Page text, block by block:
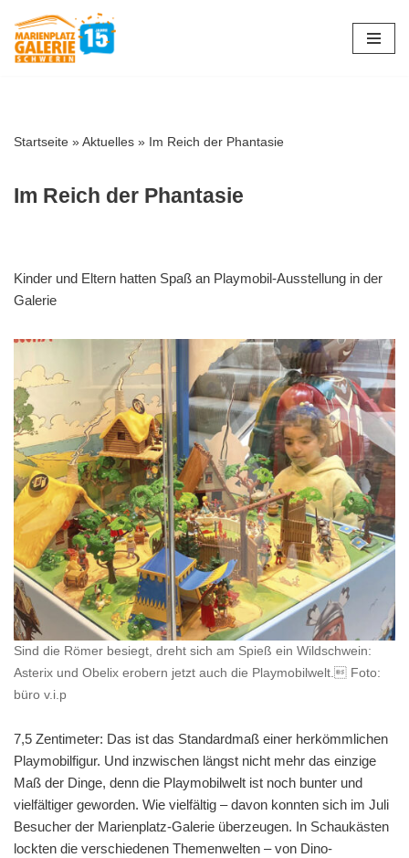
Zum
Startseite »Aktuelles » Im Reich der Phantasie
Im Reich der Phantasie
Kinder und Eltern hatten Spaß an Playmobil-Ausstellung in der
Galerie
Sind die Römer besiegt, dreht sich am Spieß ein Wildschwein:
Asterix und Obelix erobern jetzt auch die Playmobilwelt. Foto:
büro v.i.p
7,5 Zentimeter: Das ist das Standardmaß einer herkömmlichen
Playmobilfigur. Und inzwischen längst nicht mehr das einzige
Maß der Dinge, denn die Playmobilwelt ist noch bunter und
vielfältiger geworden. Wie vielfältig – davon konnten sich im Juli
Besucher der Marienplatz-Galerie überzeugen. In Schaukästen
lockten die verschiedenen Themenwelten – von Dino-